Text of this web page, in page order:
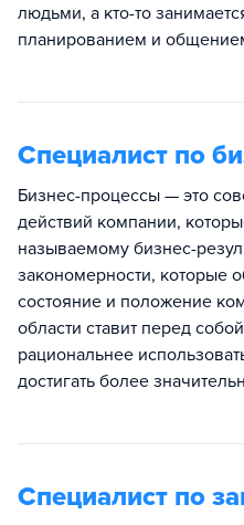
людьми, а кто-то
планированием и
Специалист по
Бизнес-процессы — это
действий компании,
называемому бизнес-
закономерности, которые
состояние и положение
области ставит перед
рациональнее
достигать более
Специалист по